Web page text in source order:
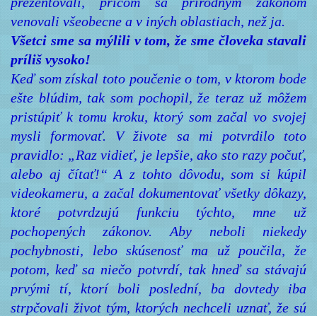
venovali všeobecne a v iných oblastiach, než ja.
Všetci sme sa mýlili v tom, že sme človeka stavali
príliš vysoko!
Keď som získal toto poučenie o tom, v ktorom bode
ešte blúdim, tak som pochopil, že teraz už môžem
pristúpiť k tomu kroku, ktorý som začal vo svojej
mysli formovať. V živote sa mi potvrdilo toto
pravidlo: „Raz vidieť, je lepšie, ako sto razy počuť,
alebo aj čítať!“ A z tohto dôvodu, som si kúpil
videokameru, a začal dokumentovať všetky dôkazy,
ktoré potvrdzujú funkciu týchto, mne už
pochopených zákonov. Aby neboli niekedy
pochybnosti, lebo skúsenosť ma už poučila, že
potom, keď sa niečo potvrdí, tak hneď sa stávajú
prvými tí, ktorí boli poslední, ba dovtedy iba
strpčovali život tým, ktorých nechceli uznať, že sú